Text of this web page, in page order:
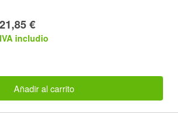
21,85 €
IVA includio
Añadir al carrito